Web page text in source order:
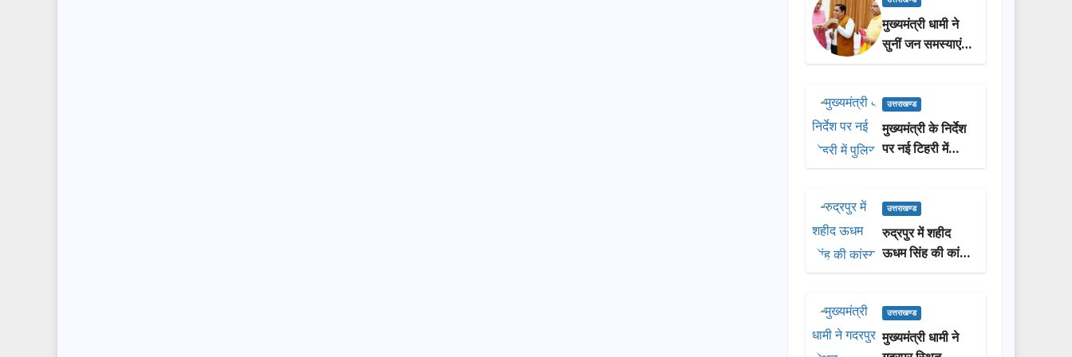
सराहना…
मुख्यमंत्री धामी ने
सुनीं जन समस्याएं,
अधिकारियों को
दिए निर्देश
उत्तराखण्ड
मुख्यमंत्री के निर्देश
पर नई टिहरी में
पुलिस कल्याण के
आवंटित
उत्तराखण्ड
रुद्रपुर में शहीद
ऊधम सिंह की कांस्य
प्रतिमा का
ने दी ₹3.85 करोड़
की विकास
परियोजनाओं की
उत्तराखण्ड
मुख्यमंत्री धामी ने